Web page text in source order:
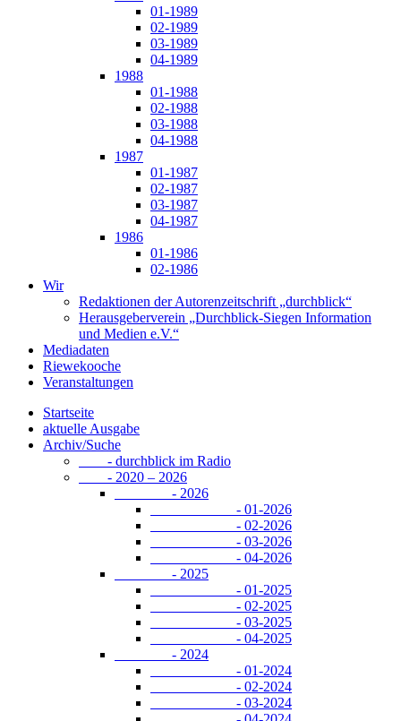
01-1989
02-1989
03-1989
04-1989
1988
01-1988
02-1988
03-1988
04-1988
1987
01-1987
02-1987
03-1987
04-1987
1986
01-1986
02-1986
Wir
Redaktionen der Autorenzeitschrift „durchblick“
Herausgeberverein „Durchblick-Siegen Information
und Medien e.V.“
Mediadaten
Riewekooche
Veranstaltungen
Startseite
aktuelle Ausgabe
Archiv/Suche
- durchblick im Radio
- 2020 – 2026
- 2026
- 01-2026
- 02-2026
- 03-2026
- 04-2026
- 2025
- 01-2025
- 02-2025
- 03-2025
- 04-2025
- 2024
- 01-2024
- 02-2024
- 03-2024